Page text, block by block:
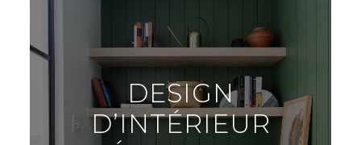
DESIGN
D’INTÉRIEUR